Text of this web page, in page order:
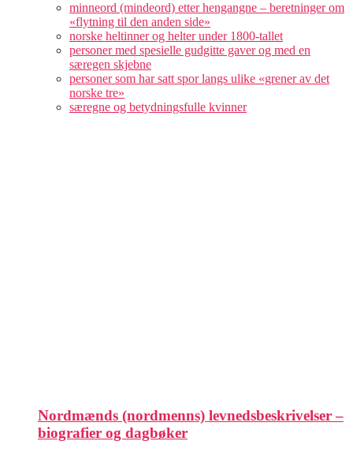
minneord (mindeord) etter hengangne – beretninger om
«flytning til den anden side»
norske heltinner og helter under 1800-tallet
personer med spesielle gudgitte gaver og med en
særegen skjebne
personer som har satt spor langs ulike «grener av det
norske tre»
særegne og betydningsfulle kvinner
Nordmænds (nordmenns) levnedsbeskrivelser –
biografier og dagbøker